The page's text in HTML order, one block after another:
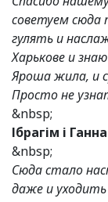
советуем
гулять и
Харькове и
Яроша жила, и
Просто не
&nbsp;
Ібрагім і
&nbsp;
Сюда стало
даже и